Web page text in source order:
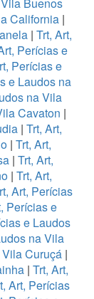
Buenos
California |
| Trt, Art,
Perícias e
Perícias e
e Laudos na
na Vila
Cavaton |
| Trt, Art,
| Trt, Art,
| Trt, Art,
| Trt, Art,
Art, Perícias
Perícias e
e Laudos
na Vila
Curuçá |
| Trt, Art,
Art, Perícias